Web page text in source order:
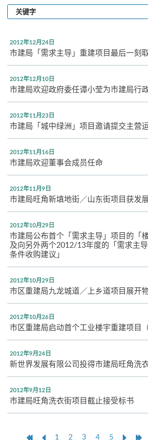
输
入
键
字
2012年12月24日
市建局「需求主导」重建项目最后一刻
2012年12月10日
市建局欢迎政府委任谭小莹为市建局行
2012年11月23日
市建局「城中绿洲」项目邀请提交主营
2012年11月16日
市建局欢迎董事会成员任命
2012年11月9日
市建局旺角新填地街／山东街项目获发
2012年10月29日
市建局公布首个「需求主导」项目的「
及向另外两个2012/13年度的「需求主
条件收购建议」
2012年10月29日
市区重建局九龙城道／上乡道项目展开
2012年10月26日
市区重建局启动首个工业楼宇重建项目（
2012年9月24日
新世界发展有限公司投得市建局旺角洗
2012年9月12日
市建局旺角洗衣街项目截止接受标书
第 上 1 2 3 4 5 Next